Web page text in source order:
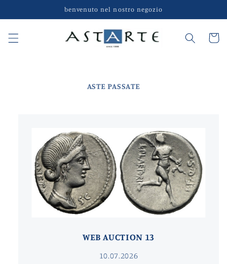
ai contenuti
benvenuto nel nostro negozio
Carrello
ASTE PASSATE
WEB AUCTION 13
10.07.2026